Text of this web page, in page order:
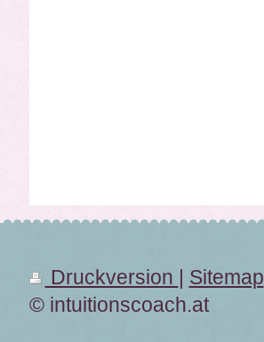
Druckversion | Sitemap
© intuitionscoach.at